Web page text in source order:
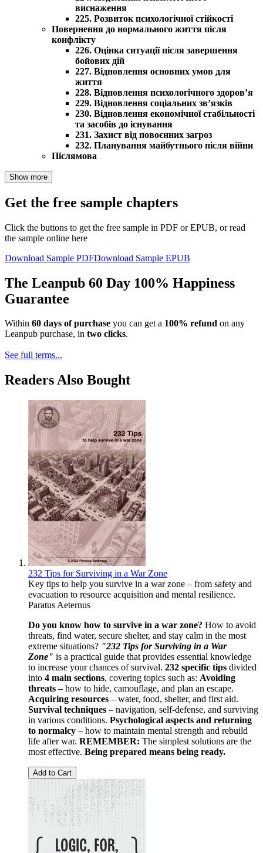
виснаження
225. Розвиток психологічної стійкості
Повернення до нормального життя після
конфлікту
226. Оцінка ситуації після завершення
бойових дій
227. Відновлення основних умов для
життя
228. Відновлення психологічного здоров’я
229. Відновлення соціальних зв’язків
230. Відновлення економічної стабільності
та засобів до існування
231. Захист від повоєнних загроз
232. Планування майбутнього після війни
Післямова
Show more
Get the free sample chapters
Click the buttons to get the free sample in PDF or EPUB, or read
the sample online here
Download Sample PDFDownload Sample EPUB
The Leanpub 60 Day 100% Happiness
Guarantee
Within 60 days of purchase you can get a 100% refund on any
Leanpub purchase, in two clicks.
See full terms...
Readers Also Bought
232 Tips for Surviving in a War Zone
Key tips to help you survive in a war zone – from safety and
evacuation to resource acquisition and mental resilience.
Paratus Aeternus
Do you know how to survive in a war zone? How to avoid
threats, find water, secure shelter, and stay calm in the most
extreme situations? "232 Tips for Surviving in a War
Zone" is a practical guide that provides essential knowledge
to increase your chances of survival. 232 specific tips divided
into 4 main sections, covering topics such as: Avoiding
threats – how to hide, camouflage, and plan an escape.
Acquiring resources – water, food, shelter, and first aid.
Survival techniques – navigation, self-defense, and surviving
in various conditions. Psychological aspects and returning
to normalcy – how to maintain mental strength and rebuild
life after war. REMEMBER: The simplest solutions are the
most effective. Being prepared means being ready.
Add to Cart